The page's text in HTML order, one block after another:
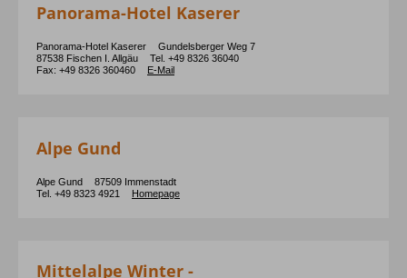
Panorama-Hotel Kaserer
Panorama-Hotel Kaserer Gundelsberger Weg 7
87538 Fischen I. Allgäu
Tel. +49 8326 36040
Fax: +49 8326 360460
E-Mail
Alpe Gund
Alpe Gund 87509 Immenstadt
Tel. +49 8323 4921
Homepage
Mittelalpe Winter -